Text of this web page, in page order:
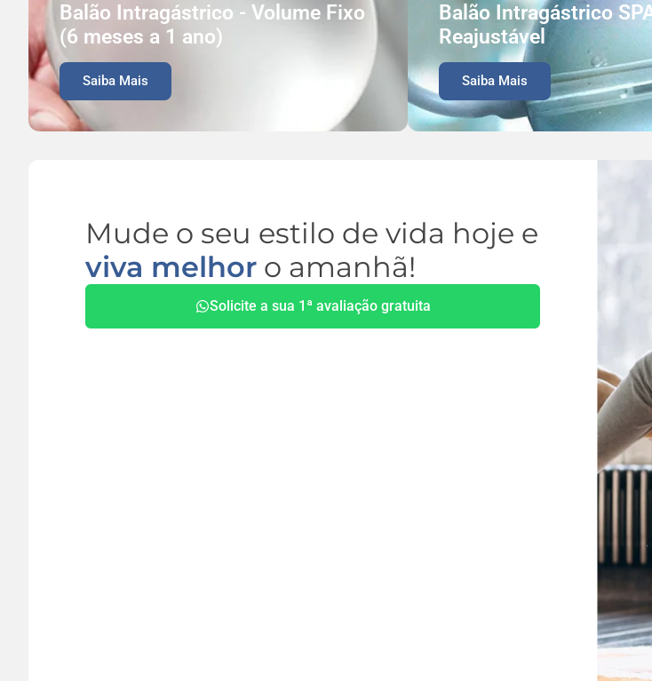
Balão Intragástrico - Volume Fixo
(6 meses a 1 ano)
Saiba Mais
Balão Intragástrico
Reajustável
Saiba Mais
Mude o seu estilo de vida hoje e
viva melhor o amanhã!
Solicite a sua 1ª avaliação gratuita